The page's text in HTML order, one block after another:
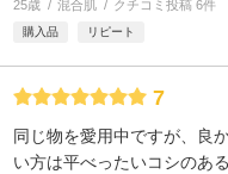
25歳 混合肌 クチコミ投稿 6件
購入品 リピート
7
同じ物を愛用中ですが、良
い方は平べったいコシのあ